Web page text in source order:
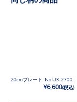
20cmプレート No.U3-2700
¥6,600(税込)